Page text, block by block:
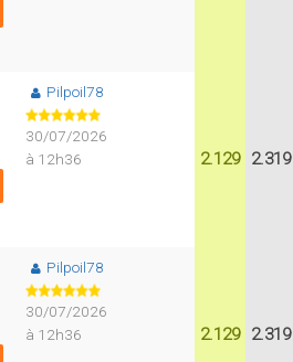
Pilpoil78
30/07/2026
à 12h36
2.129 2.319
Pilpoil78
30/07/2026
à 12h36
2.129 2.319